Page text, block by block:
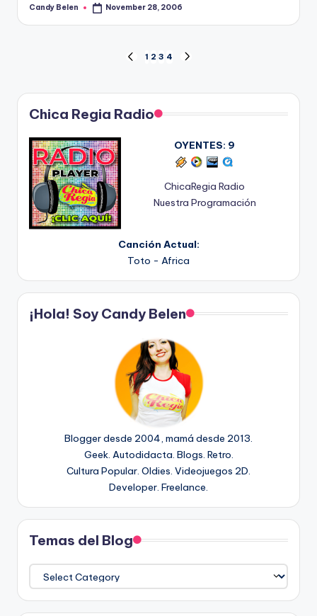
Posted
Candy Belen November 28, 2006
pagination
PREVIOUS
1 2 3 4
Chica Regia Radio
OYENTES: 9
ChicaRegia Radio
Nuestra Programación
Canción Actual:
Toto - Africa
¡Hola! Soy Candy Belen
Blogger desde 2004, mamá desde 2013.
Geek. Autodidacta. Blogs. Retro.
Cultura Popular. Oldies. Videojuegos 2D.
Developer. Freelance.
Temas del Blog
Temas
del
Blog